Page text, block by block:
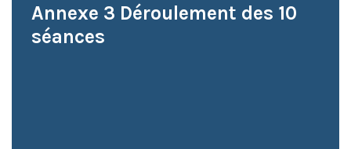
Annexe 3 Déroulement des 10
séances